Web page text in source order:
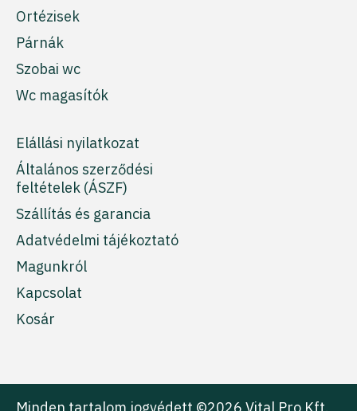
Ortézisek
Párnák
Szobai wc
Wc magasítók
Elállási nyilatkozat
Általános szerződési
feltételek (ÁSZF)
Szállítás és garancia
Adatvédelmi tájékoztató
Magunkról
Kapcsolat
Kosár
Minden tartalom jogvédett ©2026 Vital Pro Kft.